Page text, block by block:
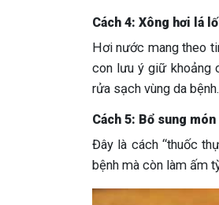
Cách 4: Xông hơi lá
Hơi nước mang theo
con lưu ý giữ khoảng
rửa sạch vùng da bệnh.
Cách 5: Bổ sung
Đây là cách “thuốc
bệnh mà còn làm ấm